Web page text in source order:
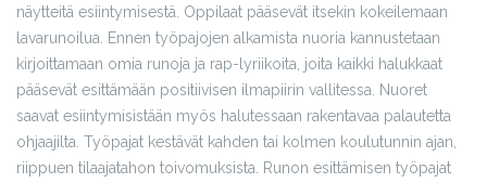
näytteitä esiintymisestä. Oppilaat pääsevät itsekin kokeilemaan
lavarunoilua. Ennen työpajojen alkamista nuoria kannustetaan
kirjoittamaan omia runoja ja rap-lyriikoita, joita kaikki halukkaat
pääsevät esittämään positiivisen ilmapiirin vallitessa. Nuoret
saavat esiintymisistään myös halutessaan rakentavaa palautetta
ohjaajilta. Työpajat kestävät kahden tai kolmen koulutunnin ajan,
riippuen tilaajatahon toivomuksista. Runon esittämisen työpajat